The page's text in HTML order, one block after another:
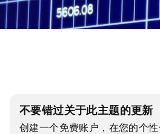
不要错过关于此主题的更新
创建一个免费账户，在您的个